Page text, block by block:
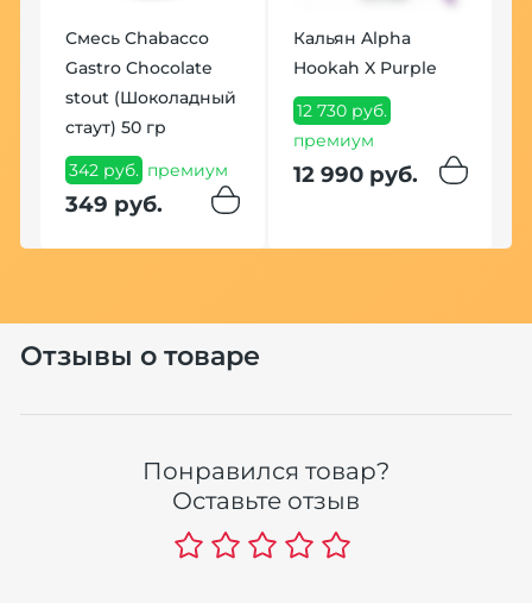
Смесь Chabacco
Gastro Chocolate
stout (Шоколадный
стаут) 50 гр
342 руб. премиум
349 руб.
Кальян Alpha
Hookah X Purple
12 730 руб.
премиум
12 990 руб.
Отзывы о товаре
Понравился товар?
Оставьте отзыв